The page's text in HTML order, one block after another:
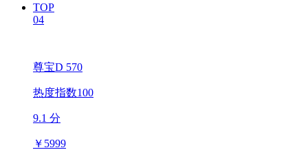
TOP
04
尊宝D 570
热度指数100
9.1 分
￥ 5999